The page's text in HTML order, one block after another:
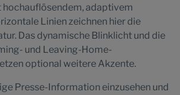
hochauflösendem, adaptivem
Linien zeichnen hier die
Das dynamische Blinklicht und die
und Leaving-Home-
optional weitere Akzente.
Presse-Information einzusehen und